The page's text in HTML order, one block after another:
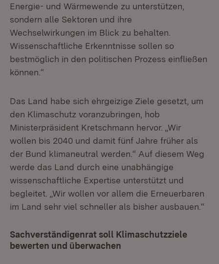
Energie- und Wärmewende zu unterstützen,
sondern alle Sektoren und ihre
Wechselwirkungen im Blick zu behalten.
Wissenschaftliche Erkenntnisse sollen so
bestmöglich in den politischen Prozess einfließen
können.“
Das Land habe sich ehrgeizige Ziele gesetzt, um
den Klimaschutz voranzubringen, hob
Ministerpräsident Kretschmann hervor. „Wir
wollen bis 2040 und damit fünf Jahre früher als
der Bund klimaneutral werden.“ Auf diesem Weg
werde das Land durch eine unabhängige
wissenschaftliche Expertise unterstützt und
begleitet. „Wir wollen vor allem die Erneuerbaren
im Land sehr viel schneller als bisher ausbauen.“
Sachverständigenrat soll Klimaschutzziele
bewerten und überwachen